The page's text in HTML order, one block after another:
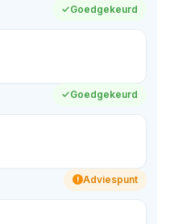
Goedgekeurd
Goedgekeurd
! Adviespunt